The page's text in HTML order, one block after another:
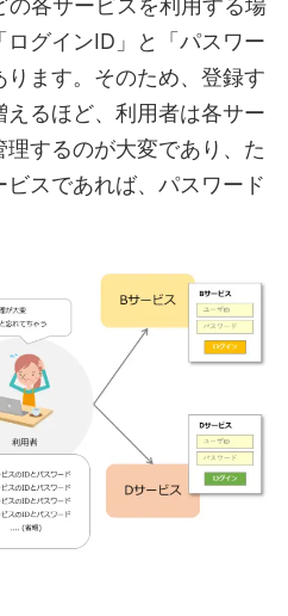
グインID」と「パスワー
ります。そのため、登録す
るほど、利用者は各サー
するのが大変であり、た
ビスであれば、パスワード